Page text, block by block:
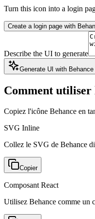
Turn this icon into a login
Create a login page with
Describe the UI to generate
Generate UI with Behance
Comment utiliser
Copiez l'icône Behance en
SVG Inline
Collez le SVG de Behance
Copier
Composant React
Utilisez Behance comme un